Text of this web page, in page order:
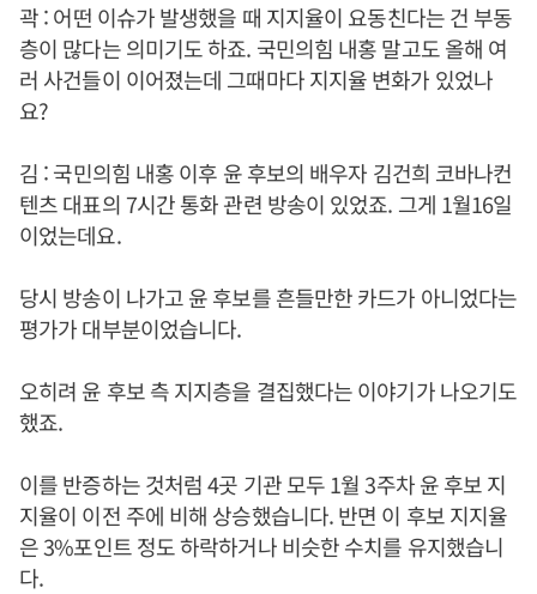
곽 : 어떤 이슈가 발생했을 때 지지율이 요동친다는 건 부동
층이 많다는 의미기도 하죠. 국민의힘 내홍 말고도 올해 여
러 사건들이 이어졌는데 그때마다 지지율 변화가 있었나
요?
김 : 국민의힘 내홍 이후 윤 후보의 배우자 김건희 코바나컨
텐츠 대표의 7시간 통화 관련 방송이 있었죠. 그게 1월16일
이었는데요.
당시 방송이 나가고 윤 후보를 흔들만한 카드가 아니었다는
평가가 대부분이었습니다.
오히려 윤 후보 측 지지층을 결집했다는 이야기가 나오기도
했죠.
이를 반증하는 것처럼 4곳 기관 모두 1월 3주차 윤 후보 지
지율이 이전 주에 비해 상승했습니다. 반면 이 후보 지지율
은 3%포인트 정도 하락하거나 비슷한 수치를 유지했습니
다.